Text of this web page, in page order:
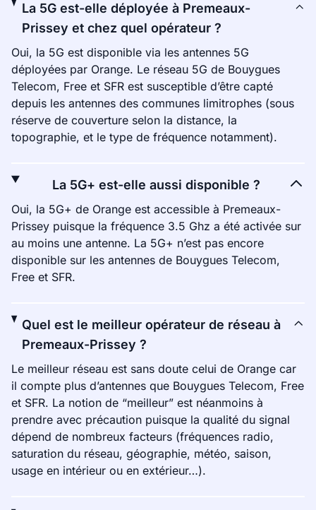
La 5G est-elle déployée à Premeaux-
Prissey et chez quel opérateur ?
Oui, la 5G est disponible via les antennes 5G
déployées par Orange. Le réseau 5G de Bouygues
Telecom, Free et SFR est susceptible d’être capté
depuis les antennes des communes limitrophes (sous
réserve de couverture selon la distance, la
topographie, et le type de fréquence notamment).
La 5G+ est-elle aussi disponible ?
Oui, la 5G+ de Orange est accessible à Premeaux-
Prissey puisque la fréquence 3.5 Ghz a été activée sur
au moins une antenne. La 5G+ n’est pas encore
disponible sur les antennes de Bouygues Telecom,
Free et SFR.
Quel est le meilleur opérateur de réseau à
Premeaux-Prissey ?
Le meilleur réseau est sans doute celui de Orange car
il compte plus d’antennes que Bouygues Telecom, Free
et SFR. La notion de “meilleur” est néanmoins à
prendre avec précaution puisque la qualité du signal
dépend de nombreux facteurs (fréquences radio,
saturation du réseau, géographie, météo, saison,
usage en intérieur ou en extérieur…).